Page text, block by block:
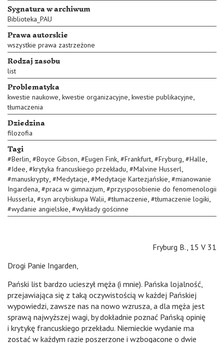
Sygnatura w archiwum
Biblioteka_PAU
Prawa autorskie
wszystkie prawa zastrzeżone
Rodzaj zasobu
list
Problematyka
kwestie naukowe, kwestie organizacyjne, kwestie publikacyjne,
tłumaczenia
Dziedzina
filozofia
Tagi
#Berlin, #Boyce Gibson, #Eugen Fink, #Frankfurt, #Fryburg, #Halle,
#Idee, #krytyka francuskiego przekładu, #Malvine Husserl,
#manuskrypty, #Medytacje, #Medytacje Kartezjańskie, #mianowanie
Ingardena, #praca w gimnazjum, #przysposobienie do fenomenologii
Husserla, #syn arcybiskupa Walii, #tłumaczenie, #tłumaczenie logiki,
#wydanie angielskie, #wykłady gościnne
Fryburg B., 15 V 31
Drogi Panie Ingarden,
Pański list bardzo ucieszył męża (i mnie). Pańska lojalność,
przejawiająca się z taką oczywistością w każdej Pańskiej
wypowiedzi, zawsze nas na nowo wzrusza, a dla męża jest
sprawą najwyższej wagi, by dokładnie poznać Pańską opinię
i krytykę francuskiego przekładu. Niemieckie wydanie ma
zostać w każdym razie poszerzone i wzbogacone o dwie